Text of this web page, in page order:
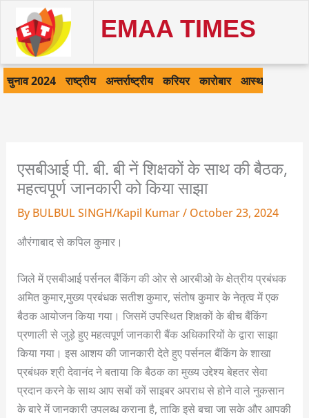
content
EMAA TIMES
चुनाव 2024 राष्ट्रीय अन्तर्राष्ट्रीय करियर कारोबार आस्था
एसबीआई पी. बी. बी नें शिक्षकों के साथ की बैठक,
महत्वपूर्ण जानकारी को किया साझा
ByBULBUL SINGH/Kapil Kumar/ October 23, 2024
औरंगाबाद से कपिल कुमार।
जिले में एसबीआई पर्सनल बैंकिंग की ओर से आरबीओ के क्षेत्रीय प्रबंधक
अमित कुमार,मुख्य प्रबंधक सतीश कुमार, संतोष कुमार के नेतृत्व में एक
बैठक आयोजन किया गया। जिसमें उपस्थित शिक्षकों के बीच बैंकिंग
प्रणाली से जुड़े हुए महत्वपूर्ण जानकारी बैंक अधिकारियों के द्वारा साझा
किया गया। इस आशय की जानकारी देते हुए पर्सनल बैंकिंग के शाखा
प्रबंधक श्री देवानंद ने बताया कि बैठक का मुख्य उद्देश्य बेहतर सेवा
प्रदान करने के साथ आप सबों कों साइबर अपराध से होने वाले नुकसान
के बारे में जानकारी उपलब्ध कराना है, ताकि इसे बचा जा सके और आपकी